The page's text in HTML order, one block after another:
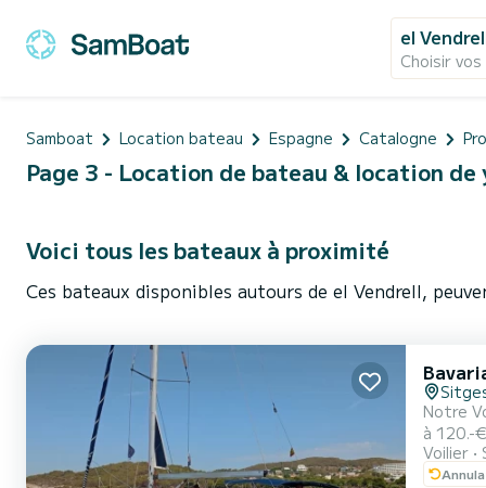
el
Choisir
Samboat Location bateau Espagne Catalogne
Page 3 - Location de bateau & location de
Voici tous les bateaux à proximité
Ces bateaux disponibles autours de el Vendrell,
Notre
à 120.-
L'un
Voilier